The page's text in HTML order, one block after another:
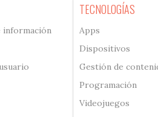
información
TECNOLOGÍAS
Apps
Dispositivos
Gestión de
Programación
Videojuegos